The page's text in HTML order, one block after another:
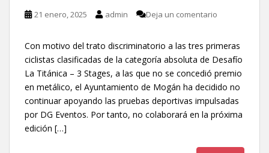
21 enero, 2025 admin Deja un comentario
Con motivo del trato discriminatorio a las tres primeras
ciclistas clasificadas de la categoría absoluta de Desafío
La Titánica – 3 Stages, a las que no se concedió premio
en metálico, el Ayuntamiento de Mogán ha decidido no
continuar apoyando las pruebas deportivas impulsadas
por DG Eventos. Por tanto, no colaborará en la próxima
edición […]